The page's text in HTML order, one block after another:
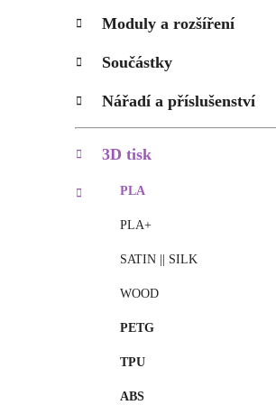
í
p
n
e
l
Moduly a rozšíření
Součástky
Nářadí a příslušenství
3D tisk
PLA
PLA+
SATIN || SILK
WOOD
PETG
TPU
ABS